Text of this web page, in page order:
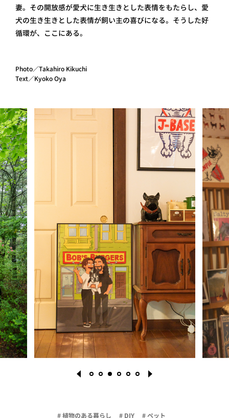
妻。その開放感が愛犬に生き生きとした表情をもたらし、愛
犬の生き生きとした表情が飼い主の喜びになる。そうした好
循環が、ここにある。
Photo／Takahiro Kikuchi
Text／Kyoko Oya
# 植物のある暮らし # DIY # ペット